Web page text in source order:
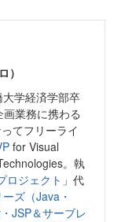
）
学経済学部卒
業務に携わる
てフリーライ
for Visual
。執
ロジェクト 」代
ズ（Java・
JSP＆サーブレ